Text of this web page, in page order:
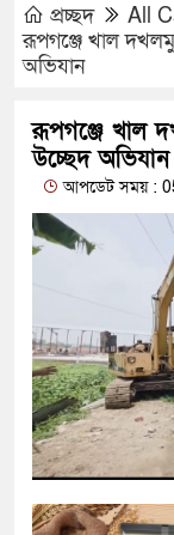
প্রচ্ছদ All
রূপগঞ্জে খাল
অভিযান
রূপগঞ্জে খাল
উচ্ছেদ অভিযান
আপডেট সময় :